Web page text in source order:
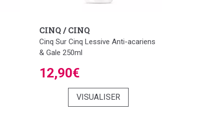
CINQ / CINQ
Cinq Sur Cinq Lessive Anti-acariens
& Gale 250ml
12,90€
VISUALISER